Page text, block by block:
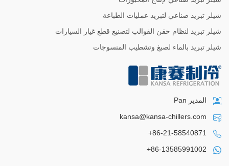
شيلر تبريد صناعي لتبريد عمليات الطباعة
شيلر تبريد لنظام حقن القوالب لتصنيع قطع غيار السيارات
شيلر تبريد بالماء لصبغ وتشطيب المنسوجات
المدير Pan
kansa@kansa-chillers.com
+86-21-58540871
+86-13585991002